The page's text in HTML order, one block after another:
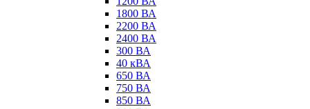
1800 ВА
2200 ВА
2400 ВА
300 ВА
40 кВА
650 ВА
750 ВА
850 ВА